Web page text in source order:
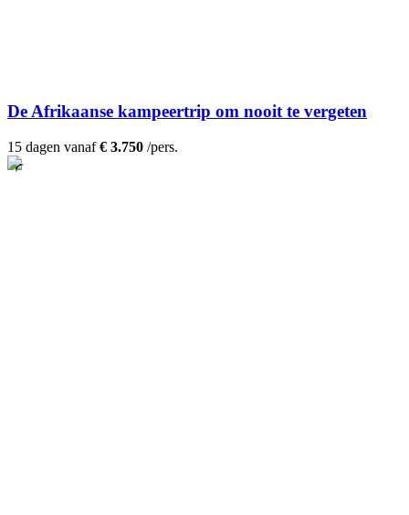
De Afrikaanse kampeertrip om nooit te vergeten
15 dagen vanaf€ 3.750 /pers.